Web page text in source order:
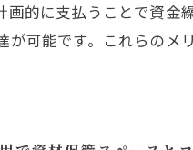
画的に支払うことで資金
が可能です。これらのメ